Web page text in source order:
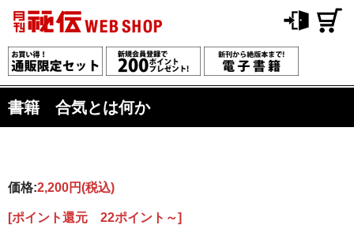
書籍 合気とは何か
価格:2,200円(税込)
[ポイント還元 22ポイント～]